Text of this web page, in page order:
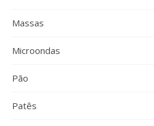
Massas
Microondas
Pão
Patês